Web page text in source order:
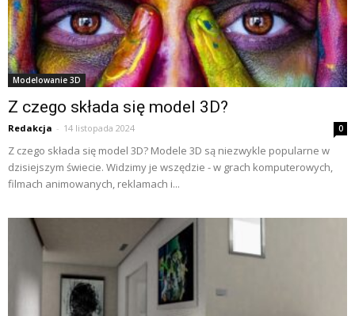
Modelowanie 3D
Z czego składa się model 3D?
Redakcja - 14 listopada 2024 0
Z czego składa się model 3D? Modele 3D są niezwykle popularne w
dzisiejszym świecie. Widzimy je wszędzie - w grach komputerowych,
filmach animowanych, reklamach i...